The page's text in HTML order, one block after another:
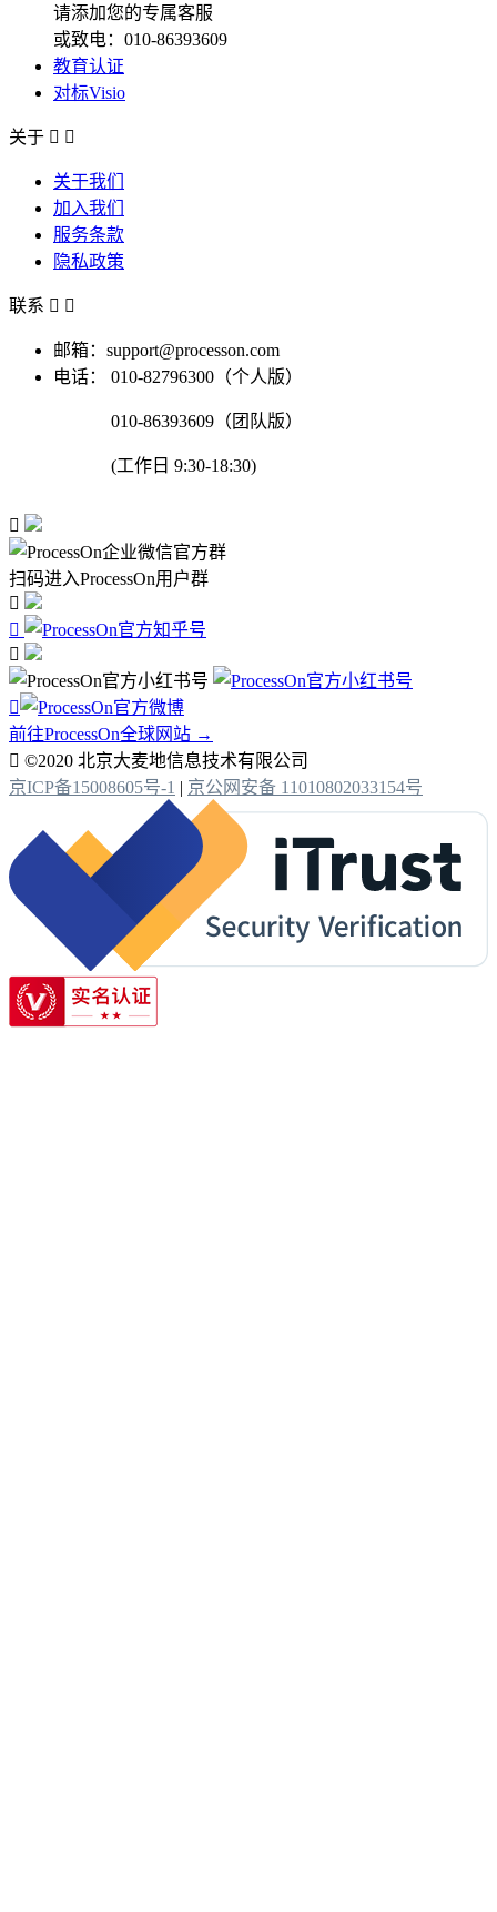
请添加您的专属客服
或致电：010-86393609
教育认证
对标Visio
关于  
关于我们
加入我们
服务条款
隐私政策
联系  
邮箱：support@processon.com
电话：
010-82796300（个人版）
010-86393609（团队版）
(工作日 9:30-18:30)

扫码进入ProcessOn用户群




前往ProcessOn全球网站 →
 ©2020 北京大麦地信息技术有限公司
京ICP备15008605号-1 | 京公网安备 11010802033154号